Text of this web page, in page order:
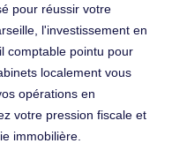
pour réussir votre
l'investissement en
comptable pointu pour
localement vous
opérations en
votre pression fiscale et
immobilière.